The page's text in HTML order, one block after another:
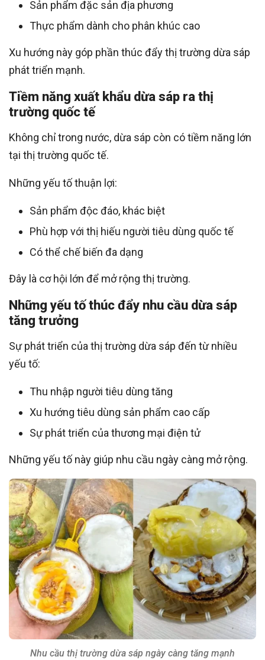
Sản phẩm đặc sản địa phương
Thực phẩm dành cho phân khúc cao
Xu hướng này góp phần thúc đẩy thị trường dừa sáp
phát triển mạnh.
Tiềm năng xuất khẩu dừa sáp ra thị
trường quốc tế
Không chỉ trong nước, dừa sáp còn có tiềm năng lớn
tại thị trường quốc tế.
Những yếu tố thuận lợi:
Sản phẩm độc đáo, khác biệt
Phù hợp với thị hiếu người tiêu dùng quốc tế
Có thể chế biến đa dạng
Đây là cơ hội lớn để mở rộng thị trường.
Những yếu tố thúc đẩy nhu cầu dừa sáp
tăng trưởng
Sự phát triển của thị trường dừa sáp đến từ nhiều
yếu tố:
Thu nhập người tiêu dùng tăng
Xu hướng tiêu dùng sản phẩm cao cấp
Sự phát triển của thương mại điện tử
Những yếu tố này giúp nhu cầu ngày càng mở rộng.
Nhu cầu thị trường dừa sáp ngày càng tăng mạnh